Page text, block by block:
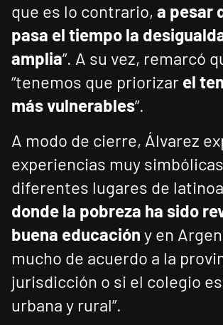
que es lo contrario, a pesar
pasa el tiempo la
amplia”. A su vez, remarcó
“tenemos que priorizar el
más vulnerables”.
A modo de cierre, Álvarez
experiencias muy
diferentes lugares de
donde la pobreza ha sido
buena educación y en
mucho de acuerdo a la
jurisdicción o si el colegio
urbana y rural”.